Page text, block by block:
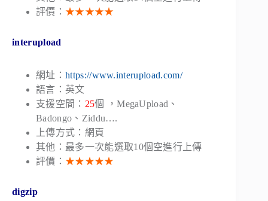
評價： ★★★★★
interupload
網址： https://www.interupload.com/
語言：英文
支援空間： 25個 ，MegaUpload、
Badongo、Ziddu….
上傳方式：網頁
其他：最多一次能選取10個空進行上傳
評價： ★★★★★
digzip